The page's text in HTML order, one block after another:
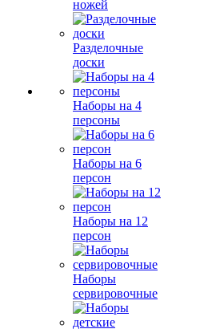
ножей
Разделочные
доски
Наборы на 4
персоны
Наборы на 6
персон
Наборы на 12
персон
Наборы
сервировочные